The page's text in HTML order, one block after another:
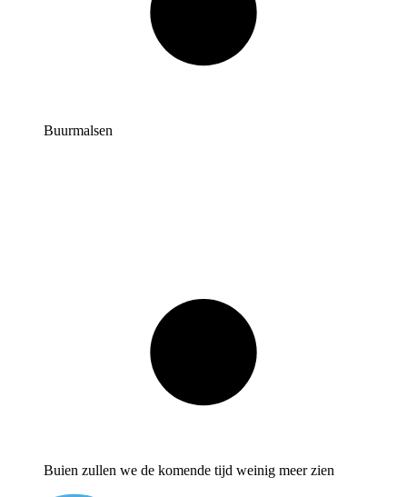
Buurmalsen
Buien zullen we de komende tijd weinig meer zien